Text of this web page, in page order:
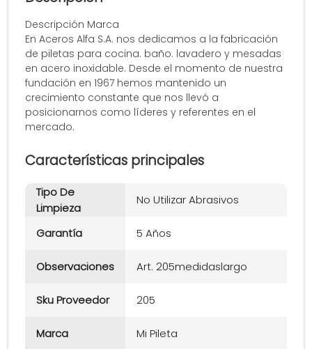
Descripción Marca
En Aceros Alfa S.A. nos dedicamos a la fabricación
de piletas para cocina. baño. lavadero y mesadas
en acero inoxidable. Desde el momento de nuestra
fundación en 1967 hemos mantenido un
crecimiento constante que nos llevó a
posicionarnos como líderes y referentes en el
mercado.
Características principales
Tipo De
Limpieza
No Utilizar Abrasivos
Garantía 5 Años
Observaciones Art. 205medidaslargo
Sku Proveedor 205
Marca Mi Pileta